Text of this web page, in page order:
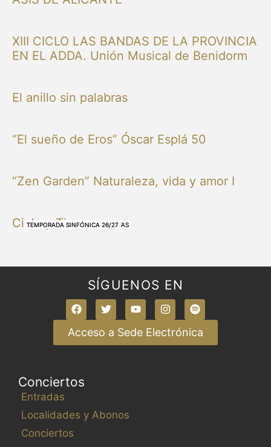
NUESTRAS BANDAS Y ORQUESTAS
NUESTRAS BANDAS Y ORQUESTAS
OTRAS MÚSICAS
NUESTRAS BANDAS Y ORQUESTAS
XIII CICLO LAS BANDAS DE LA PROVINCIA
EN EL ADDA. Unión Musical de Benidorm
NUESTRAS BANDAS Y ORQUESTAS
El anillo sin palabras
TEMPORADA SINFÓNICA 26/27
“El sueño de Eros” Óscar Esplá 50
TEMPORADA SINFÓNICA 26/27
“Zen Garden” Naturaleza, vida y amor I
TEMPORADA SINFÓNICA 26/27
Cielo y Tierra
TEMPORADA SINFÓNICA 26/27
SÍGUENOS EN
Acceso a Sede Electrónica
Conciertos
Entradas
Localidades y Abonos
Conciertos